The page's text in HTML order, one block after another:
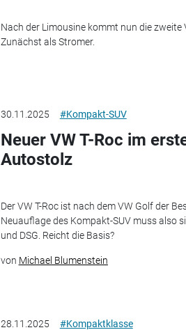
Nach der Limousine kommt nun die zweite
Zunächst als Stromer.
30.11.2025 #Kompakt-SUV
Neuer VW T-Roc im
Autostolz
Der VW T-Roc ist nach dem VW Golf der
Neuauflage des Kompakt-SUV muss also
und DSG. Reicht die Basis?
von Michael Blumenstein
28.11.2025 #Kompaktklasse